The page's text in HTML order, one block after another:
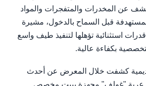
عن المخدرات والمتفجرات والمواد
قبل السماح بالدخول، مشيرة
استثنائية تؤهلها لتنفيذ طيف واسع
بكفاءة عالية.
كشفت خلال المعرض عن أحدث
في عربة "غولف" مجهزة ببيت مخصص